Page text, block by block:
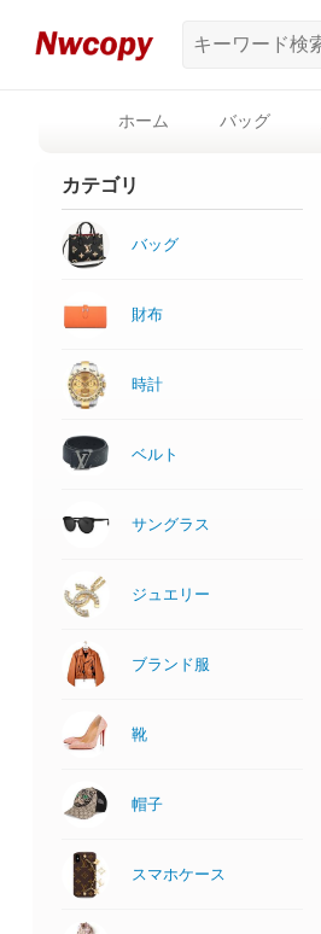
ホーム バッグ
カテゴリ
バッグ
財布
時計
ベルト
サングラス
ジュエリー
ブランド服
靴
帽子
スマホケース